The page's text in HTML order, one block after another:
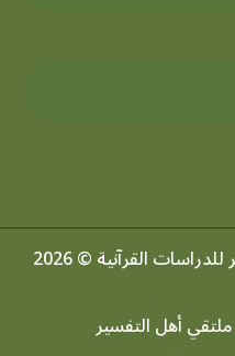
القرآنية © 2026